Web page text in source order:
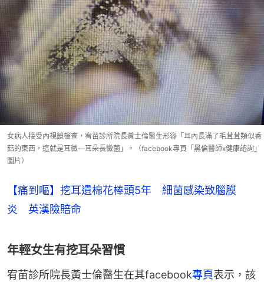
女病人接受內視鏡檢查，宥苗診所院長黃士倫醫生形容「耳內長滿了毛茸茸類似香
菇的東西，這就是耳黴—耳朵長黴菌」。（facebook專頁「黑倫醫師x健康諮詢」
圖片）
【痛到嘔】挖耳遺棉花棒頭5年 細菌感染致腦膜
炎 英漢險賠命
年輕女生有挖耳朵習慣
宥苗診所院長黃士倫醫生在其facebook專頁表示，該